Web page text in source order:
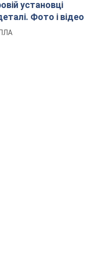
установці
Фото і відео